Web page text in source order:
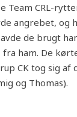
Team CRL-
angrebet, og
de brugt
ham. De
CK tog sig
og Thomas).